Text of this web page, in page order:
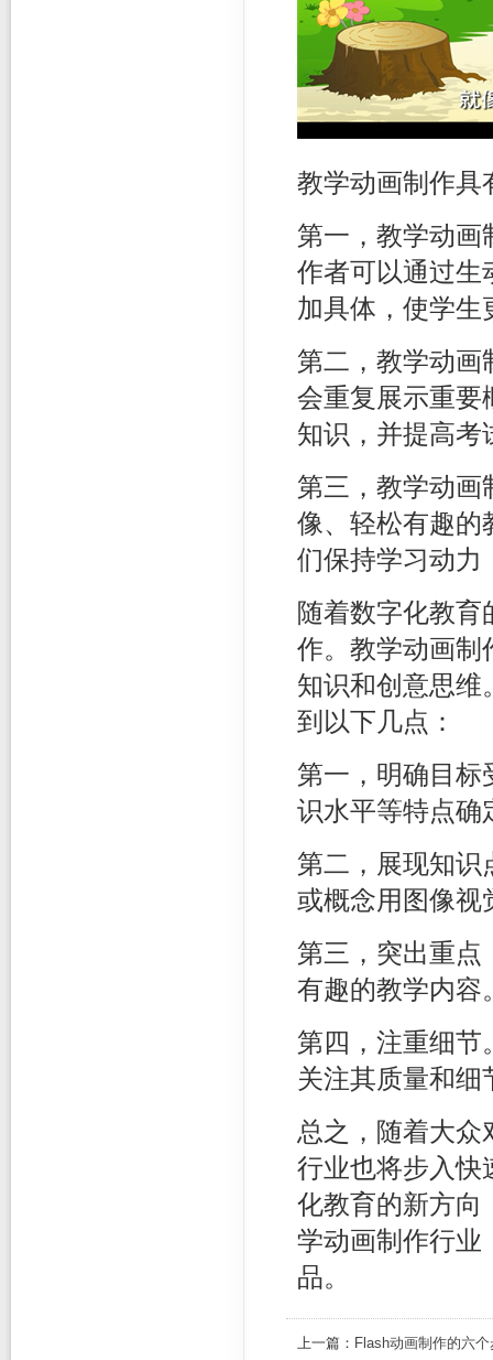
教学动画制作具
第一，教学动画
作者可以通过生
加具体，使学生
第二，教学动画
会重复展示重要
知识，并提高考
第三，教学动画
像、轻松有趣的
们保持学习动力
随着数字化教育
作。教学动画制
知识和创意思维
到以下几点：
第一，明确目标
识水平等特点确
第二，展现知识
或概念用图像视
第三，突出重点
有趣的教学内容
第四，注重细节
关注其质量和细
总之，随着大众
行业也将步入快
化教育的新方向
学动画制作行业
品。
上一篇： Flash动画制作的六个